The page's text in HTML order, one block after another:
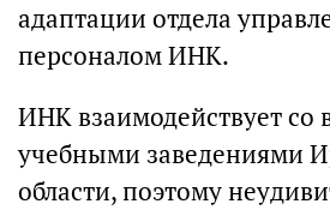
адаптации отдела
персоналом ИНК.
ИНК взаимодействует со
учебными заведениями
области, поэтому